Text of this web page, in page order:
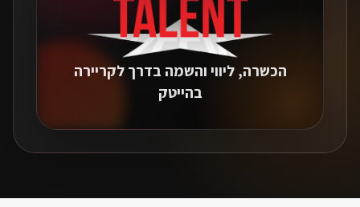
הכשרה, ליווי והשמה בדרך לקריירה
בהייטק